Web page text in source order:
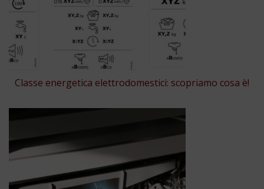
Classe energetica elettrodomestici: scopriamo cosa è!